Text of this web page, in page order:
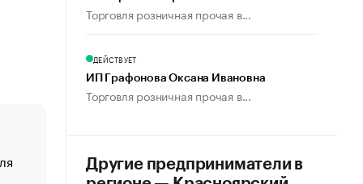
«От спорта тело стареет иначе». Как живет глава
создавшей GTA
Торговля розничная прочая в...
ДЕЙСТВУЕТ
ИП Графонова Оксана Ивановна
Торговля розничная прочая в...
Другие предприниматели в